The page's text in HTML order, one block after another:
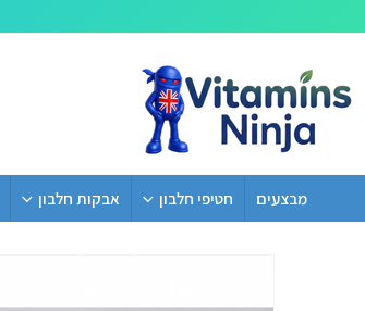
מבצעים חטיפי חלבון אבקות חלבון